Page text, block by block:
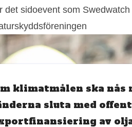
det sidoevent som Swedwatch
klimatmålen ska nås
sluta med
av